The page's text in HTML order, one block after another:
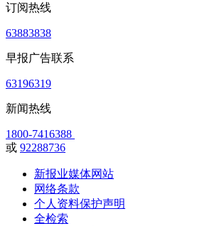
订阅热线
63883838
早报广告联系
63196319
新闻热线
1800-7416388
或 92288736
新报业媒体网站
网络条款
个人资料保护声明
全检索